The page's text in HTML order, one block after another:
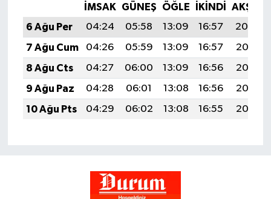
İMSAK GÜNEŞ ÖĞLE İKINDI
AKŞAM
6 Ağu Per
04:24 05:58 13:09 16:57
20:09
7 Ağu Cum
04:26 05:59 13:09 16:57
20:08
8 Ağu Cts
04:27 06:00 13:09 16:56
20:07
9 Ağu Paz
04:28 06:01 13:08 16:56
20:06
10 Ağu Pts
04:29 06:02 13:08 16:55 20:05